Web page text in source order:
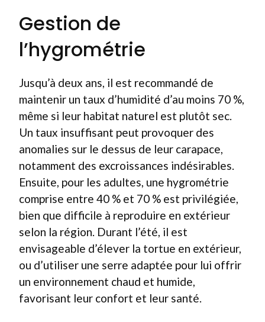
Gestion de
l’hygrométrie
Jusqu’à deux ans, il est recommandé de
maintenir un taux d’humidité d’au moins 70 %,
même si leur habitat naturel est plutôt sec.
Un taux insuffisant peut provoquer des
anomalies sur le dessus de leur carapace,
notamment des excroissances indésirables.
Ensuite, pour les adultes, une hygrométrie
comprise entre 40 % et 70 % est privilégiée,
bien que difficile à reproduire en extérieur
selon la région. Durant l’été, il est
envisageable d’élever la tortue en extérieur,
ou d’utiliser une serre adaptée pour lui offrir
un environnement chaud et humide,
favorisant leur confort et leur santé.